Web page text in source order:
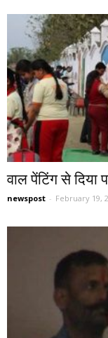
वाल पेंटिंग से दिया
newspost - February 19,